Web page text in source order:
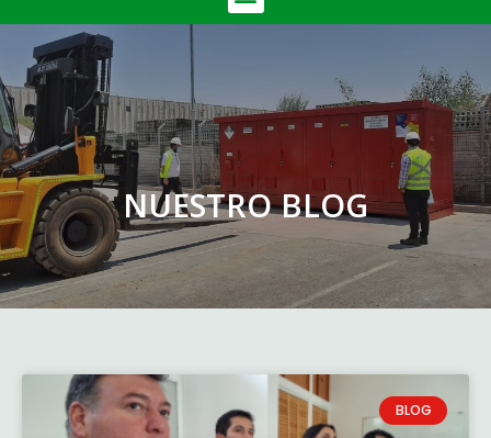
NUESTRO BLOG
BLOG